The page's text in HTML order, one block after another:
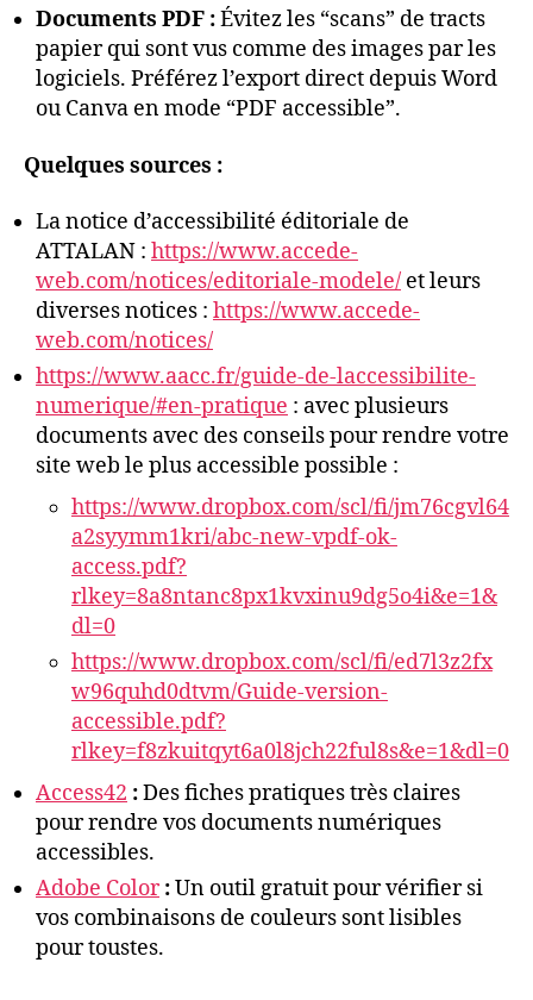
Documents PDF :Évitez les “scans” de tracts
papier qui sont vus comme des images par les
logiciels. Préférez l’export direct depuis Word
ou Canva en mode “PDF accessible”.
Quelques sources :
La notice d’accessibilité éditoriale de
ATTALAN : https://www.accede-
web.com/notices/editoriale-modele/ et leurs
diverses notices : https://www.accede-
web.com/notices/
https://www.aacc.fr/guide-de-laccessibilite-
numerique/#en-pratique : avec plusieurs
documents avec des conseils pour rendre votre
site web le plus accessible possible :
https://www.dropbox.com/scl/fi/jm76cgvl64
a2syymm1kri/abc-new-vpdf-ok-
access.pdf?
rlkey=8a8ntanc8px1kvxinu9dg5o4i&e=1&
dl=0
https://www.dropbox.com/scl/fi/ed7l3z2fx
w96quhd0dtvm/Guide-version-
accessible.pdf?
rlkey=f8zkuitqyt6a0l8jch22ful8s&e=1&dl=0
Access42 :Des fiches pratiques très claires
pour rendre vos documents numériques
accessibles.
Adobe Color:Un outil gratuit pour vérifier si
vos combinaisons de couleurs sont lisibles
pour toustes.